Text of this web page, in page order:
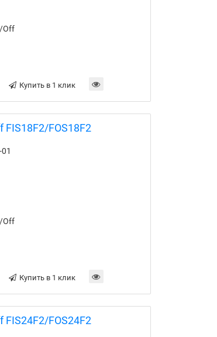
Off
Купить в 1 клик
FOS18F2
Off
Купить в 1 клик
FOS24F2